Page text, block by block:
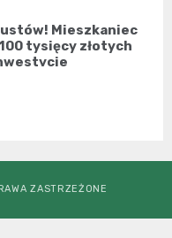
Mieszkaniec
tysięcy złotych
ZASTRZEŻONE